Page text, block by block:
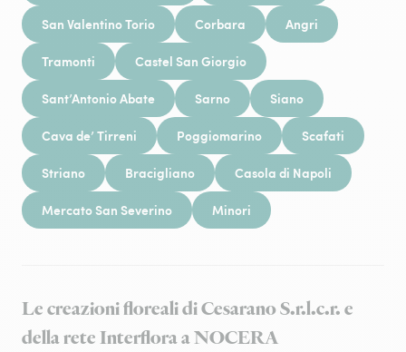
San Valentino Torio Corbara Angri
Tramonti Castel San Giorgio
Sant’Antonio Abate Sarno Siano
Cava de’ Tirreni Poggiomarino Scafati
Striano Bracigliano Casola di Napoli
Mercato San Severino Minori
Le creazioni floreali di Cesarano S.r.l.c.r. e
della rete Interflora a NOCERA